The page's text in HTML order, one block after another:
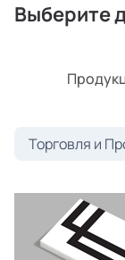
Выберите
Торговля и